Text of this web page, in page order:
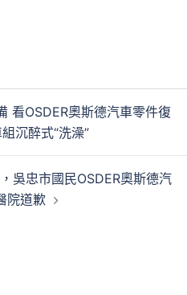
看OSDER奧斯德汽車零件復
沉醉式“洗澡”
吳忠市國民OSDER奧斯德汽
院道歉